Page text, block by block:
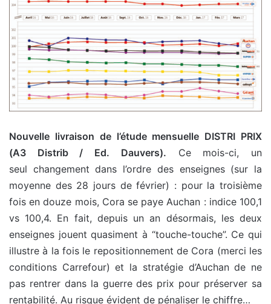
Nouvelle livraison de l’étude mensuelle DISTRI PRIX
(A3 Distrib / Ed. Dauvers). Ce mois-ci, un
seul changement dans l’ordre des enseignes (sur la
moyenne des 28 jours de février) : pour la troisième
fois en douze mois, Cora se paye Auchan : indice 100,1
vs 100,4. En fait, depuis un an désormais, les deux
enseignes jouent quasiment à “touche-touche”. Ce qui
illustre à la fois le repositionnement de Cora (merci les
conditions Carrefour) et la stratégie d’Auchan de ne
pas rentrer dans la guerre des prix pour préserver sa
rentabilité. Au risque évident de pénaliser le chiffre…